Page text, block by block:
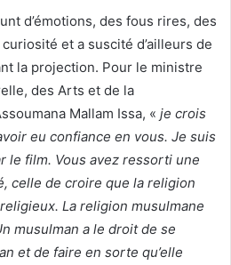
d’émotions, des fous rires, des
et a suscité d’ailleurs de
la projection. Pour le ministre
des Arts et de la
Mallam Issa, « je crois
eu confiance en vous. Je suis
le film. Vous avez ressorti une
celle de croire que la religion
La religion musulmane
musulman a le droit de se
et de faire en sorte qu’elle